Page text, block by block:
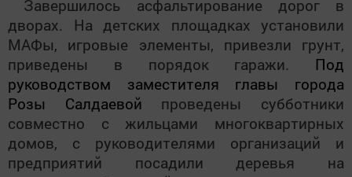
Завершилось асфальтирование дорог в
дворах. На детских площадках установили
МАФы, игровые элементы, привезли грунт,
приведены в порядок гаражи. Под
руководством заместителя главы города
Розы Салдаевой проведены субботники
совместно с жильцами многоквартирных
домов, с руководителями организаций и
предприятий посадили деревья на